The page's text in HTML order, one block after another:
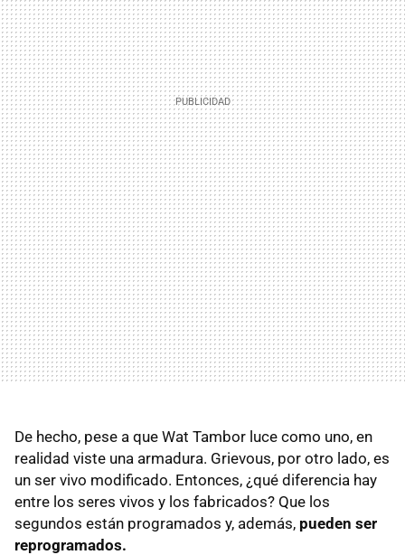
De hecho, pese a que Wat Tambor luce como uno, en
realidad viste una armadura. Grievous, por otro lado, es
un ser vivo modificado. Entonces, ¿qué diferencia hay
entre los seres vivos y los fabricados? Que los
segundos están programados y, además, pueden ser
reprogramados.